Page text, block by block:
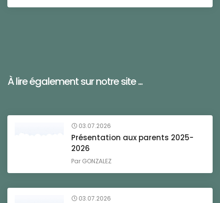
À lire également sur notre site ...
03.07.2026
Présentation aux parents 2025-
2026
Par GONZALEZ
03.07.2026